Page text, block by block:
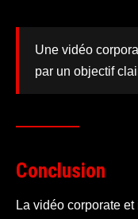
Une vidéo
par un objectif
Conclusion
La vidéo corporate